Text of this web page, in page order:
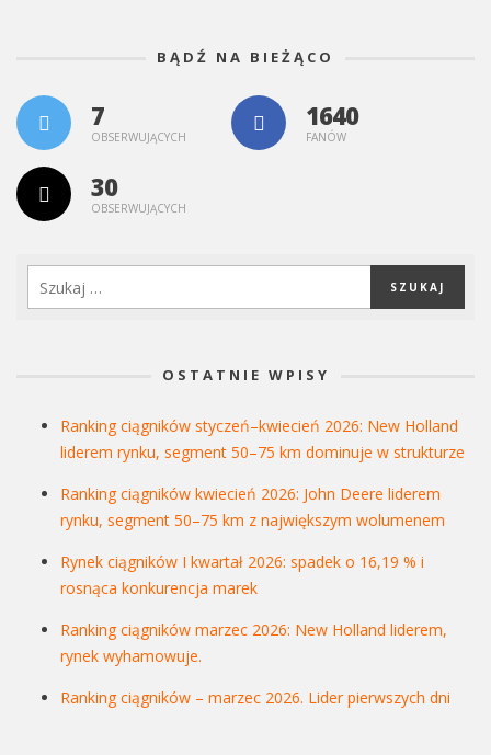
BĄDŹ NA BIEŻĄCO
7
OBSERWUJĄCYCH
1640
FANÓW
30
OBSERWUJĄCYCH
OSTATNIE WPISY
Ranking ciągników styczeń–kwiecień 2026: New Holland
liderem rynku, segment 50–75 km dominuje w strukturze
Ranking ciągników kwiecień 2026: John Deere liderem
rynku, segment 50–75 km z największym wolumenem
Rynek ciągników I kwartał 2026: spadek o 16,19 % i
rosnąca konkurencja marek
Ranking ciągników marzec 2026: New Holland liderem,
rynek wyhamowuje.
Ranking ciągników – marzec 2026. Lider pierwszych dni